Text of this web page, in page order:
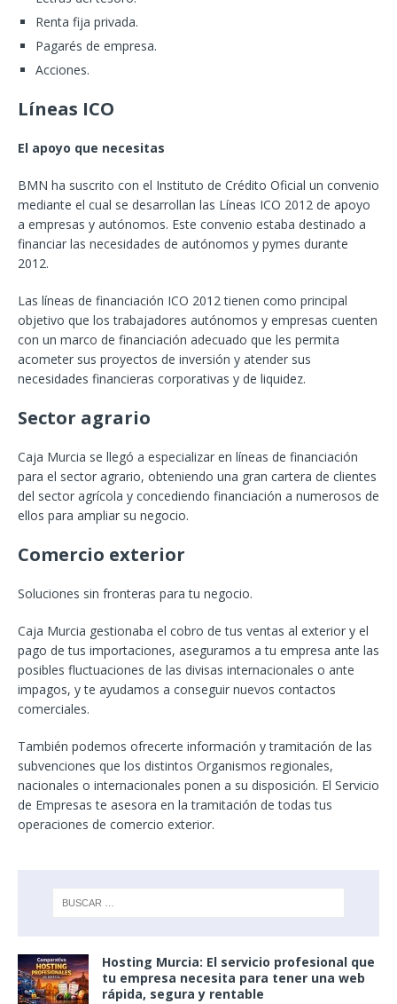
Renta fija privada.
Pagarés de empresa.
Acciones.
Líneas ICO
El apoyo que necesitas
BMN ha suscrito con el Instituto de Crédito Oficial un convenio
mediante el cual se desarrollan las Líneas ICO 2012 de apoyo
a empresas y autónomos. Este convenio estaba destinado a
financiar las necesidades de autónomos y pymes durante
2012.
Las líneas de financiación ICO 2012 tienen como principal
objetivo que los trabajadores autónomos y empresas cuenten
con un marco de financiación adecuado que les permita
acometer sus proyectos de inversión y atender sus
necesidades financieras corporativas y de liquidez.
Sector agrario
Caja Murcia se llegó a especializar en líneas de financiación
para el sector agrario, obteniendo una gran cartera de clientes
del sector agrícola y concediendo financiación a numerosos de
ellos para ampliar su negocio.
Comercio exterior
Soluciones sin fronteras para tu negocio.
Caja Murcia gestionaba el cobro de tus ventas al exterior y el
pago de tus importaciones, aseguramos a tu empresa ante las
posibles fluctuaciones de las divisas internacionales o ante
impagos, y te ayudamos a conseguir nuevos contactos
comerciales.
También podemos ofrecerte información y tramitación de las
subvenciones que los distintos Organismos regionales,
nacionales o internacionales ponen a su disposición. El Servicio
de Empresas te asesora en la tramitación de todas tus
operaciones de comercio exterior.
Hosting Murcia: El servicio profesional que
tu empresa necesita para tener una web
rápida, segura y rentable